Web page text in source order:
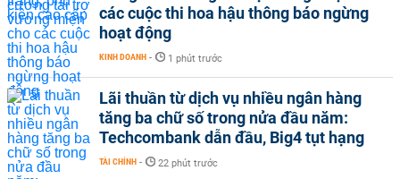
các cuộc thi hoa hậu thông báo ngừng
hoạt động
KINH DOANH - 1 phút trước
Lãi thuần từ dịch vụ nhiều ngân hàng
tăng ba chữ số trong nửa đầu năm:
Techcombank dẫn đầu, Big4 tụt hạng
TÀI CHÍNH - 22 phút trước